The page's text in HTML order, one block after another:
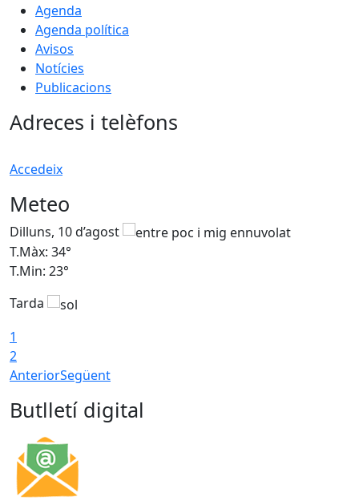
Agenda
Agenda política
Avisos
Notícies
Publicacions
Adreces i telèfons
Accedeix
Meteo
Dilluns, 10 d’agost
T.Màx: 34°
T.Min: 23°
Tarda
1
2
AnteriorSegüent
Butlletí digital